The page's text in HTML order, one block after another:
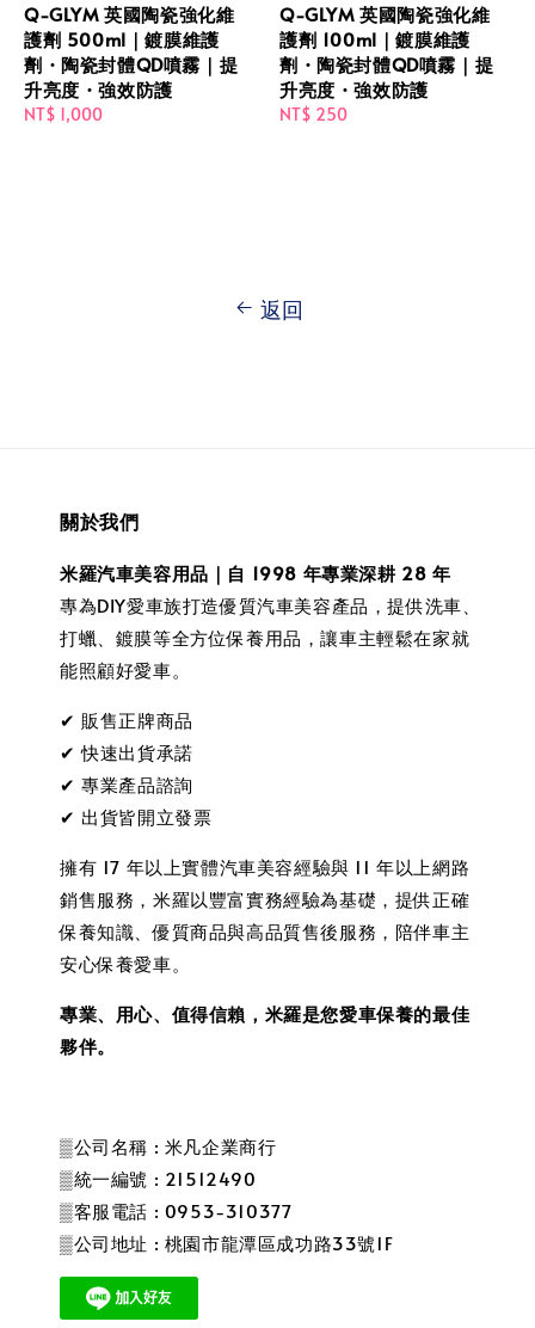
Q-GLYM 英國陶瓷強化維
護劑 500ml｜鍍膜維護
劑・陶瓷封體QD噴霧｜提
升亮度・強效防護
Regular
NT$ 1,000
Q-GLYM 英國陶瓷強化維
護劑 100ml｜鍍膜維護
劑・陶瓷封體QD噴霧｜提
升亮度・強效防護
Regular
NT$ 250
返回
關於我們
米羅汽車美容用品｜自 1998 年專業深耕 28 年
專為DIY愛車族打造優質汽車美容產品，提供洗車、
打蠟、鍍膜等全方位保養用品，讓車主輕鬆在家就
能照顧好愛車。
✔ 販售正牌商品
✔ 快速出貨承諾
✔ 專業產品諮詢
✔ 出貨皆開立發票
擁有 17 年以上實體汽車美容經驗與 11 年以上網路
銷售服務，米羅以豐富實務經驗為基礎，提供正確
保養知識、優質商品與高品質售後服務，陪伴車主
安心保養愛車。
專業、用心、值得信賴，米羅是您愛車保養的最佳
夥伴。
▒公司名稱 : 米凡企業商行
▒統一編號 : 21512490
▒客服電話 : 0953-310377
▒公司地址 : 桃園市龍潭區成功路33號1F